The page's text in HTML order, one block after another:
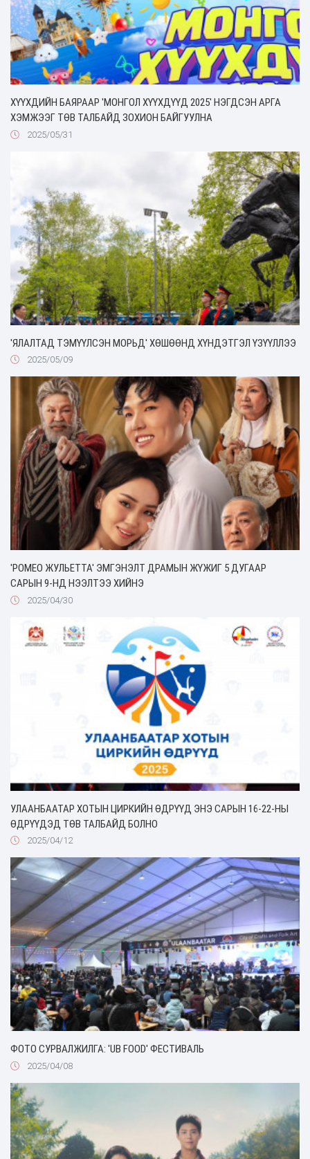
ХҮҮХДИЙН БАЯРААР 'МОНГОЛ ХҮҮХДҮҮД 2025' НЭГДСЭН АРГА
ХЭМЖЭЭГ ТӨВ ТАЛБАЙД ЗОХИОН БАЙГУУЛНА
2025/05/31
'ЯЛАЛТАД ТЭМҮҮЛСЭН МОРЬД' ХӨШӨӨНД ХҮНДЭТГЭЛ ҮЗҮҮЛЛЭЭ
2025/05/09
'РОМЕО ЖУЛЬЕТТА' ЭМГЭНЭЛТ ДРАМЫН ЖҮЖИГ 5 ДУГААР
САРЫН 9-НД НЭЭЛТЭЭ ХИЙНЭ
2025/04/30
УЛААНБААТАР ХОТЫН ЦИРКИЙН ӨДРҮҮД ЭНЭ САРЫН 16-22-НЫ
ӨДРҮҮДЭД ТӨВ ТАЛБАЙД БОЛНО
2025/04/12
ФОТО СУРВАЛЖИЛГА: 'UB FOOD' ФЕСТИВАЛЬ
2025/04/08